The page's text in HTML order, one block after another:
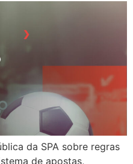
da SPA sobre regras
de apostas,